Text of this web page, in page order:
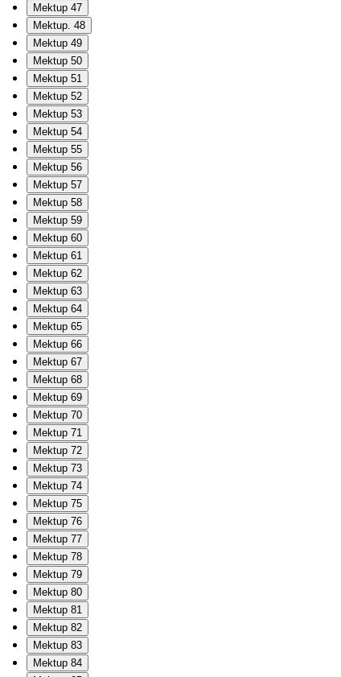
Mektup 47
Mektup. 48
Mektup 49
Mektup 50
Mektup 51
Mektup 52
Mektup 53
Mektup 54
Mektup 55
Mektup 56
Mektup 57
Mektup 58
Mektup 59
Mektup 60
Mektup 61
Mektup 62
Mektup 63
Mektup 64
Mektup 65
Mektup 66
Mektup 67
Mektup 68
Mektup 69
Mektup 70
Mektup 71
Mektup 72
Mektup 73
Mektup 74
Mektup 75
Mektup 76
Mektup 77
Mektup 78
Mektup 79
Mektup 80
Mektup 81
Mektup 82
Mektup 83
Mektup 84